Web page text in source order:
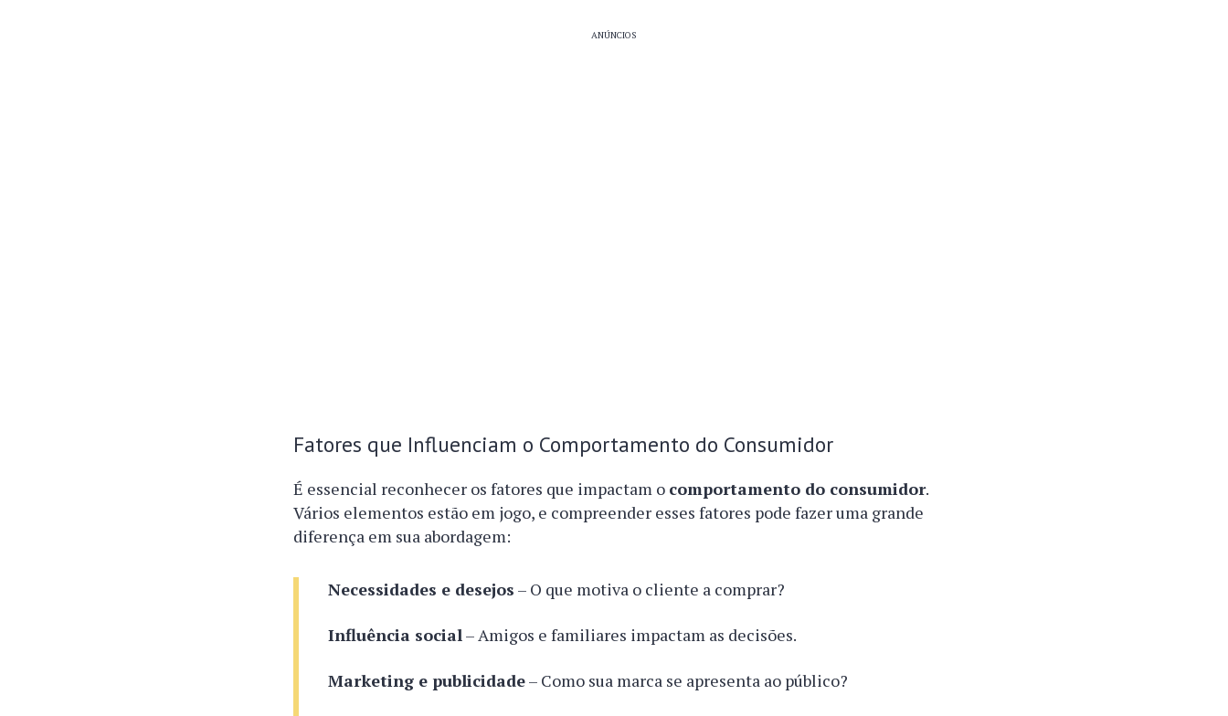
ANÚNCIOS
Fatores que Influenciam o Comportamento do Consumidor
É essencial reconhecer os fatores que impactam o comportamento do consumidor.
Vários elementos estão em jogo, e compreender esses fatores pode fazer uma grande
diferença em sua abordagem:
Necessidades e desejos – O que motiva o cliente a comprar?
Influência social– Amigos e familiares impactam as decisões.
Marketing e publicidade– Como sua marca se apresenta ao público?